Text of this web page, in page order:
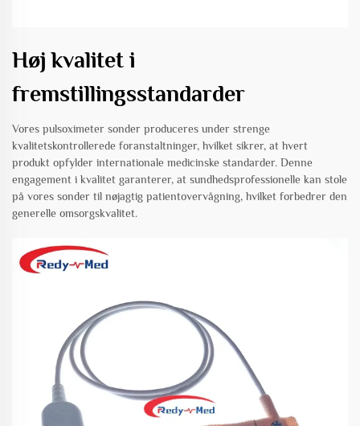
Høj kvalitet i
fremstillingsstandarder
Vores pulsoximeter sonder produceres under strenge
kvalitetskontrollerede foranstaltninger, hvilket sikrer, at hvert
produkt opfylder internationale medicinske standarder. Denne
engagement i kvalitet garanterer, at sundhedsprofessionelle kan stole
på vores sonder til nøjagtig patientovervågning, hvilket forbedrer den
generelle omsorgskvalitet.